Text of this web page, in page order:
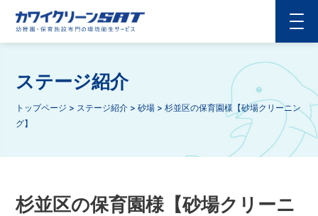
ステージ紹介
トップページ > ステージ紹介 > 砂場 > 杉並区の保育園様【砂場クリーニン
グ】
杉並区の保育園様【砂場クリーニ